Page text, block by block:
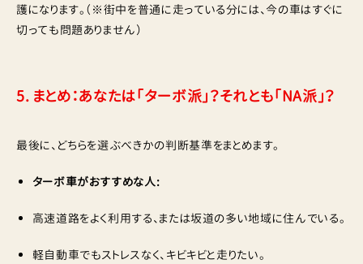
護になります。（※街中を普通に走っている分には、今の車はすぐに
切っても問題ありません）
5. まとめ：あなたは「ターボ派」？それとも「NA派」？
最後に、どちらを選ぶべきかの判断基準をまとめます。
ターボ車がおすすめな人:
高速道路をよく利用する、または坂道の多い地域に住んでいる。
軽自動車でもストレスなく、キビキビと走りたい。